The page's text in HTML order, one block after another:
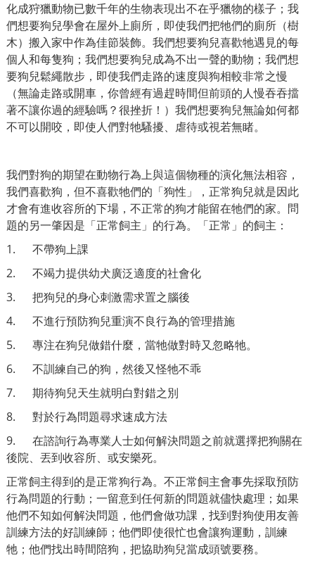
化成狩獵動物已數千年的生物表現出不在乎獵物的樣子；我
們想要狗兒學會在屋外上廁所，即使我們把牠們的廁所（樹
木）搬入家中作為佳節裝飾。我們想要狗兒喜歡牠遇見的每
個人和每隻狗；我們想要狗兒成為不出一聲的動物；我們想
要狗兒鬆繩散步，即使我們走路的速度與狗相較非常之慢
（無論走路或開車，你曾經有過趕時間但前頭的人慢吞吞擋
著不讓你過的經驗嗎？很挫折！）我們想要狗兒無論如何都
不可以開咬，即使人們對牠騷擾、虐待或視若無睹。
我們對狗的期望在動物行為上與這個物種的演化無法相容，
我們喜歡狗，但不喜歡牠們的「狗性」，正常狗兒就是因此
才會有進收容所的下場，不正常的狗才能留在牠們的家。問
題的另一肇因是「正常飼主」的行為。「正常」的飼主：
1. 不帶狗上課
2. 不竭力提供幼犬廣泛適度的社會化
3. 把狗兒的身心刺激需求置之腦後
4. 不進行預防狗兒重演不良行為的管理措施
5. 專注在狗兒做錯什麼，當牠做對時又忽略牠。
6. 不訓練自己的狗，然後又怪牠不乖
7. 期待狗兒天生就明白對錯之別
8. 對於行為問題尋求速成方法
9. 在諮詢行為專業人士如何解決問題之前就選擇把狗關在
後院、丟到收容所、或安樂死。
正常飼主得到的是正常狗行為。不正常飼主會事先採取預防
行為問題的行動；一留意到任何新的問題就儘快處理；如果
他們不知如何解決問題，他們會做功課，找到對狗使用友善
訓練方法的好訓練師；他們即使很忙也會讓狗運動，訓練
牠；他們找出時間陪狗，把協助狗兒當成頭號要務。